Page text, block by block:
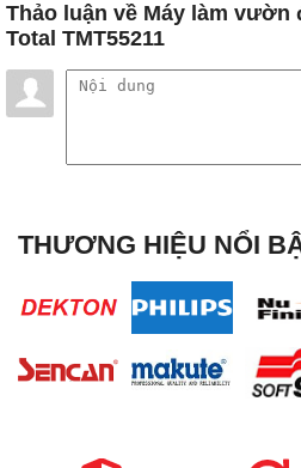
Thảo luận về Máy làm vườn
Total TMT55211
THƯƠNG HIỆU NỔI